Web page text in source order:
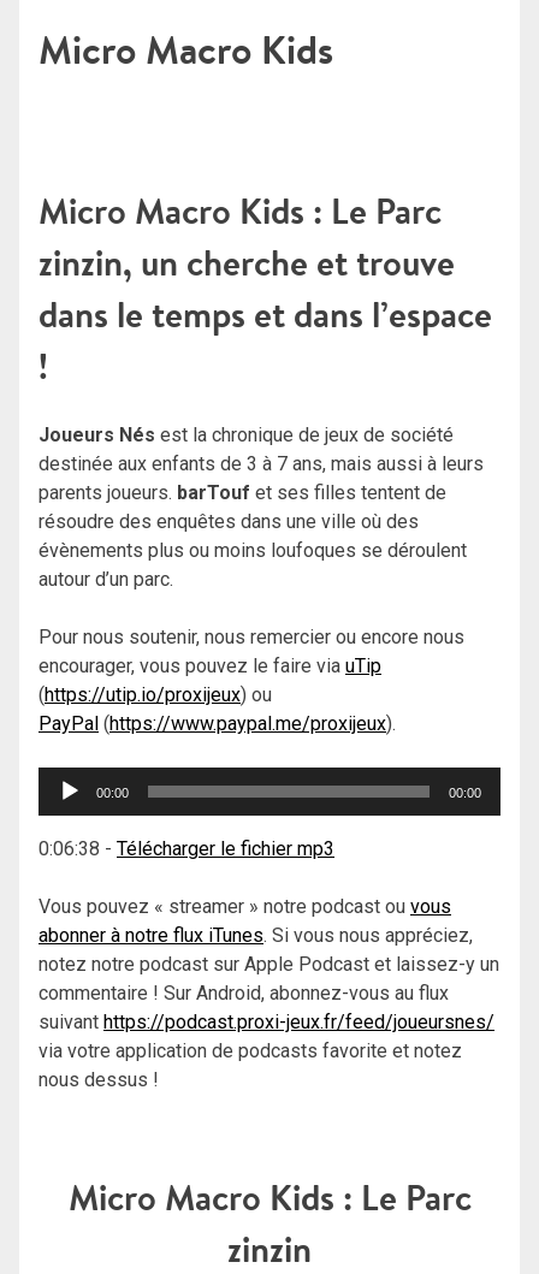
Micro Macro Kids
Micro Macro Kids : Le Parc
zinzin, un cherche et trouve
dans le temps et dans l’espace
!
Joueurs Nés est la chronique de jeux de société
destinée aux enfants de 3 à 7 ans, mais aussi à leurs
parents joueurs. barTouf et ses filles tentent de
résoudre des enquêtes dans une ville où des
évènements plus ou moins loufoques se déroulent
autour d’un parc.
Pour nous soutenir, nous remercier ou encore nous
encourager, vous pouvez le faire via uTip
(https://utip.io/proxijeux) ou
PayPal (https://www.paypal.me/proxijeux).
Lecteur
00:00 00:00
0:06:38 - Télécharger le fichier mp3
Vous pouvez « streamer » notre podcast ou vous
abonner à notre flux iTunes. Si vous nous appréciez,
notez notre podcast sur Apple Podcast et laissez-y un
commentaire ! Sur Android, abonnez-vous au flux
suivant https://podcast.proxi-jeux.fr/feed/joueursnes/
via votre application de podcasts favorite et notez
nous dessus !
Micro Macro Kids : Le Parc
zinzin